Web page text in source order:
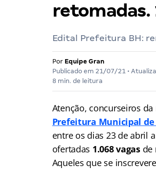
retomadas.
Edital Prefeitura BH:
Por Equipe Gran
Publicado em 21/07/21•
8 min. de leitura
Atenção, concurseiros
Prefeitura Municipal
entre os dias 23 de abril
ofertadas 1.068 vagasde
Aqueles que se